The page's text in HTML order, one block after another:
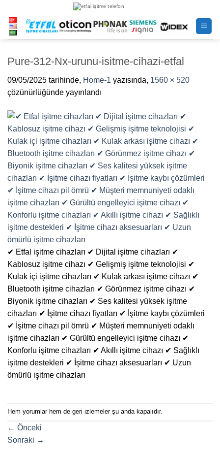
atla
Pure-312-Nx-urunu-isitme-cihazi-etfal
09/05/2025 tarihinde, Home-1 yazısında, 1560 × 520
çözünürlüğünde yayınlandı
✔ Etfal işitme cihazları ✔ Dijital işitme cihazları ✔
Kablosuz işitme cihazı ✔ Gelişmiş işitme teknolojisi ✔
Kulak içi işitme cihazları ✔ Kulak arkası işitme cihazı ✔
Bluetooth işitme cihazları ✔ Görünmez işitme cihazı ✔
Biyonik işitme cihazları ✔ Ses kalitesi yüksek işitme
cihazları ✔ İşitme cihazı fiyatları ✔ İşitme kaybı çözümleri
✔ İşitme cihazı pil ömrü ✔ Müşteri memnuniyeti odaklı
işitme cihazları ✔ Gürültü engelleyici işitme cihazı ✔
Konforlu işitme cihazları ✔ Akıllı işitme cihazı ✔ Sağlıklı
işitme destekleri ✔ İşitme cihazı aksesuarları ✔ Uzun
ömürlü işitme cihazları
Hem yorumlar hem de geri izlemeler şu anda kapalıdır.
← Önceki
Sonraki →